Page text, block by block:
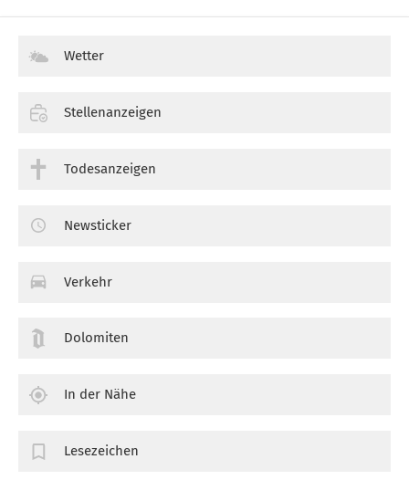
Wetter
Stellenanzeigen
Todesanzeigen
Newsticker
Verkehr
Dolomiten
In der Nähe
Lesezeichen